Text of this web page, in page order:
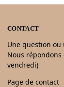
CONTACT
Une question ou
Nous
vendredi)
Page de contact